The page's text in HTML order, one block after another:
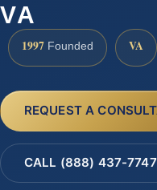
VA
1997 Founded VA
REQUEST A
CALL (888) 437-7747